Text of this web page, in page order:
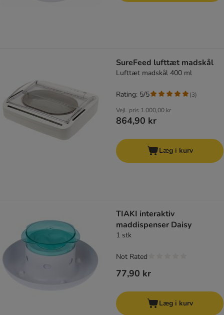
SureFeed lufttæt madskål
Lufttæt madskål 400 ml
Vejl. pris 1.000,00 kr
864,90 kr
Rating: 5/5 (3)
Læg i kurv
TIAKI interaktiv
maddispenser Daisy
1 stk
77,90 kr
Not Rated
Læg i kurv